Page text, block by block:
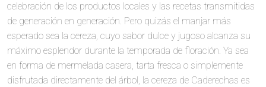
celebración de los productos locales y las recetas transmitidas
de generación en generación. Pero quizás el manjar más
esperado sea la cereza, cuyo sabor dulce y jugoso alcanza su
máximo esplendor durante la temporada de floración. Ya sea
en forma de mermelada casera, tarta fresca o simplemente
disfrutada directamente del árbol, la cereza de Caderechas es